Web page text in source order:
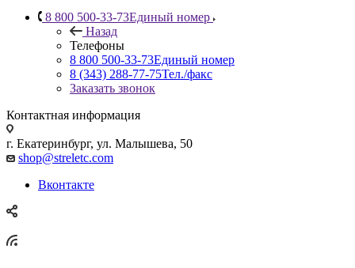
8 800 500-33-73Единый номер
Назад
Телефоны
8 800 500-33-73Единый номер
8 (343) 288-77-75Тел./факс
Заказать звонок
Контактная информация
г. Екатеринбург, ул. Малышева, 50
shop@streletc.com
Вконтакте